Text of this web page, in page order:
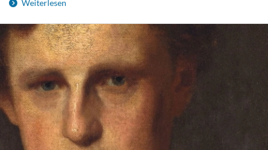
Weiterlesen